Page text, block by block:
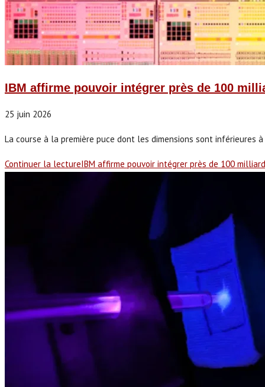
IBM affirme pouvoir intégrer près de 100
25 juin 2026
La course à la première puce dont les dimensions sont inférieures
Continuer la lectureIBM affirme pouvoir intégrer près de 100